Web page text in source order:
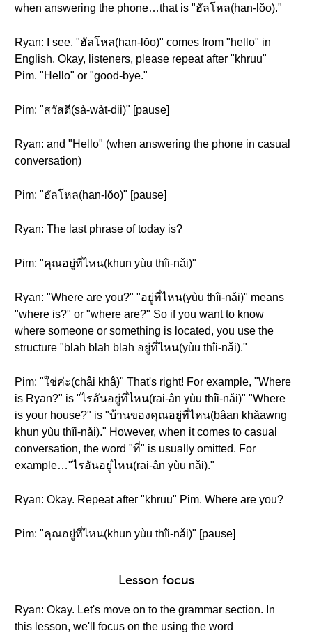
when answering the phone…that is "ฮัลโหล(han-lŏo)."
Ryan: I see. "ฮัลโหล(han-lŏo)" comes from "hello" in
English. Okay, listeners, please repeat after "khruu"
Pim. "Hello" or "good-bye."
Pim: "สวัสดี(sà-wàt-dii)" [pause]
Ryan: and "Hello" (when answering the phone in casual
conversation)
Pim: "ฮัลโหล(han-lŏo)" [pause]
Ryan: The last phrase of today is?
Pim: "คุณอยู่ที่ไหน(khun yùu thîi-nǎi)"
Ryan: "Where are you?" "อยู่ที่ไหน(yùu thîi-nǎi)" means
"where is?" or "where are?" So if you want to know
where someone or something is located, you use the
structure "blah blah blah อยู่ที่ไหน(yùu thîi-nǎi)."
Pim: "ใช่ค่ะ(châi khâ)" That's right! For example, "Where
is Ryan?" is "ไรอันอยู่ที่ไหน(rai-ân yùu thîi-nǎi)" "Where
is your house?" is "บ้านของคุณอยู่ที่ไหน(bâan khǎawng
khun yùu thîi-nǎi)." However, when it comes to casual
conversation, the word "ที่" is usually omitted. For
example…"ไรอันอยู่ไหน(rai-ân yùu nǎi)."
Ryan: Okay. Repeat after "khruu" Pim. Where are you?
Pim: "คุณอยู่ที่ไหน(khun yùu thîi-nǎi)" [pause]
Lesson focus
Ryan: Okay. Let's move on to the grammar section. In
this lesson, we'll focus on the using the word